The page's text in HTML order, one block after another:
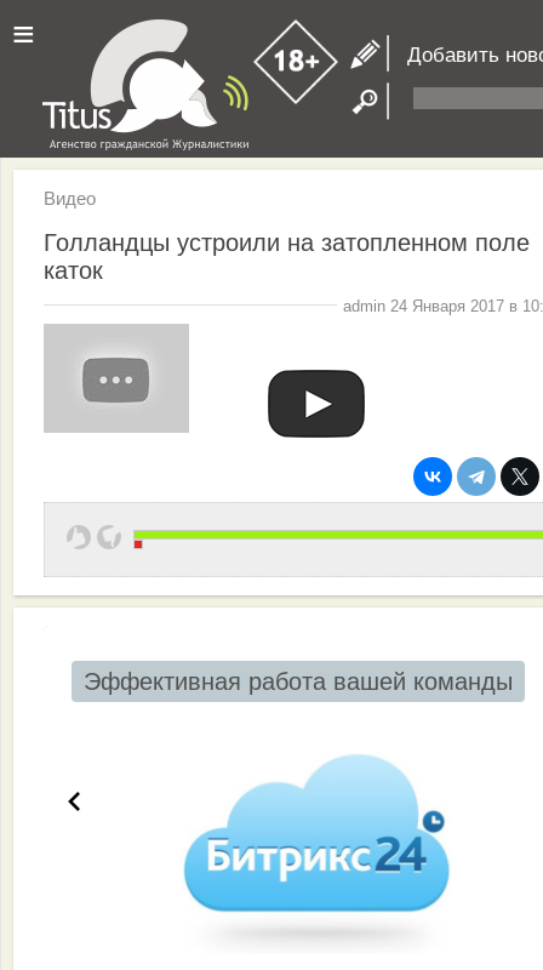
≡ Добавить
Видео
Голландцы устроили на затопленном поле
каток
admin 24 Января 2017 в
Эффективная работа вашей команды